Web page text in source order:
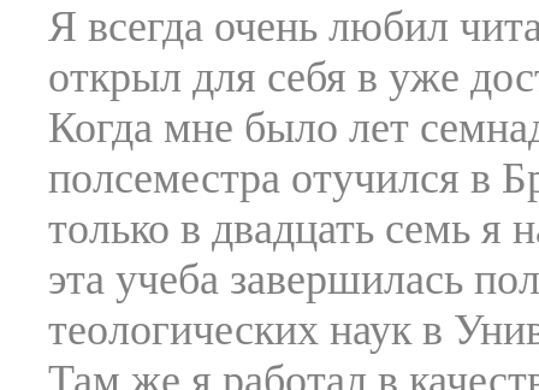
Я всегда очень любил
открыл для себя в уже
Когда мне было лет
полсеместра отучился в
только в двадцать семь я
эта учеба завершилась
теологических наук в
Там же я работал в